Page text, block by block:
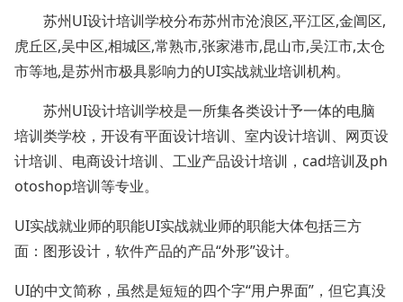
苏州UI设计培训学校分布苏州市沧浪区,平江区,金阊区,
虎丘区,吴中区,相城区,常熟市,张家港市,昆山市,吴江市,太仓
市等地,是苏州市极具影响力的UI实战就业培训机构。
苏州UI设计培训学校是一所集各类设计予一体的电脑
培训类学校，开设有平面设计培训、室内设计培训、网页设
计培训、电商设计培训、工业产品设计培训，cad培训及ph
otoshop培训等专业。
UI实战就业师的职能UI实战就业师的职能大体包括三方
面：图形设计，软件产品的产品“外形”设计。
UI的中文简称，虽然是短短的四个字“用户界面”，但它真没